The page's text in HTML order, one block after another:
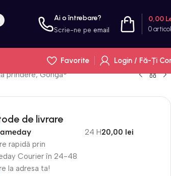
Ai o întrebare?
Scrie-ne pe email 0
0,00
Favorite
Login / Fă-Ți
prindere, Gonga®
de livrare
rapidă prin
Courier în 24-48
la adresa ta!
24 H20,00 lei